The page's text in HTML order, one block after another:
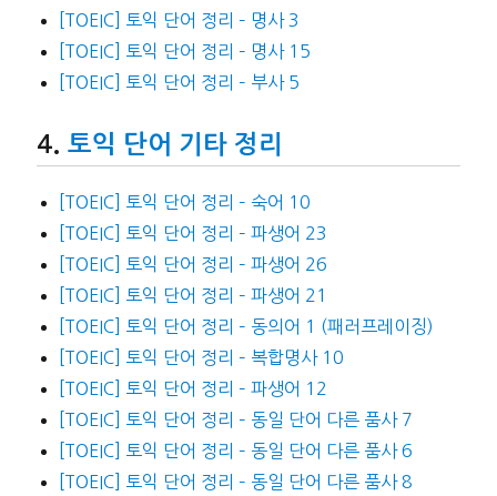
[TOEIC] 토익 단어 정리 – 명사 3
[TOEIC] 토익 단어 정리 – 명사 15
[TOEIC] 토익 단어 정리 – 부사 5
토익 단어 기타 정리
[TOEIC] 토익 단어 정리 – 숙어 10
[TOEIC] 토익 단어 정리 – 파생어 23
[TOEIC] 토익 단어 정리 – 파생어 26
[TOEIC] 토익 단어 정리 – 파생어 21
[TOEIC] 토익 단어 정리 – 동의어 1 (패러프레이징)
[TOEIC] 토익 단어 정리 – 복합명사 10
[TOEIC] 토익 단어 정리 – 파생어 12
[TOEIC] 토익 단어 정리 – 동일 단어 다른 품사 7
[TOEIC] 토익 단어 정리 – 동일 단어 다른 품사 6
[TOEIC] 토익 단어 정리 – 동일 단어 다른 품사 8